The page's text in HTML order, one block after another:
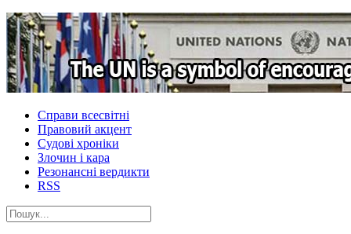
Справи всесвітні
Правовий акцент
Судові хроніки
Злочин і кара
Резонансні вердикти
RSS